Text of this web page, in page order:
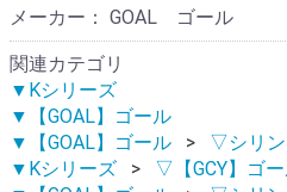
メーカー： GOAL ゴール
関連カテゴリ
▼Kシリーズ
▼【GOAL】ゴール
▼【GOAL】ゴール
▽シリン
▼Kシリーズ
▽【GCY】ゴ